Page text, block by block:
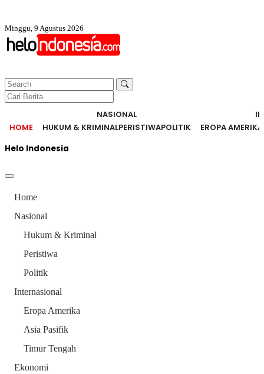
Minggu, 9 Agustus 2026
HOME
NASIONAL
HUKUM & KRIMINALPERISTIWAPOLITIK
EROPA AMERIKA
Helo Indonesia
Home
Nasional
Hukum & Kriminal
Peristiwa
Politik
Internasional
Eropa Amerika
Asia Pasifik
Timur Tengah
Ekonomi